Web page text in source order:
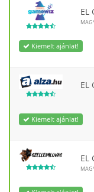
EL
Kiemelt ajánlat!
EL
Kiemelt ajánlat!
EL